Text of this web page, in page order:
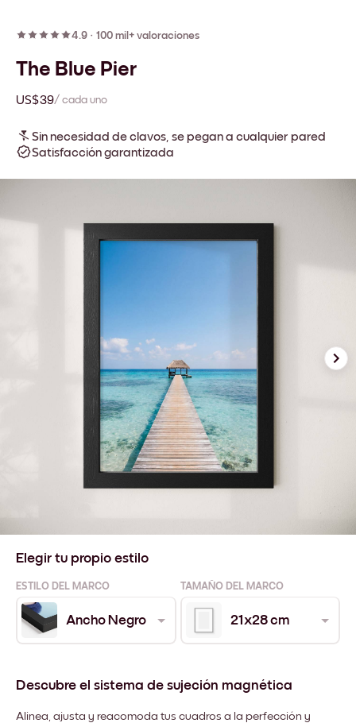
4.9 · 100 mil+ valoraciones
The Blue Pier
US$39/ cada uno
Sin necesidad de clavos, se pegan a cualquier pared
Satisfacción garantizada
Elegir tu propio estilo
ESTILO DEL MARCO TAMAÑO DEL MARCO
Ancho Negro 21x28 cm
Descubre el sistema de sujeción magnética
Alinea, ajusta y reacomoda tus cuadros a la perfección y